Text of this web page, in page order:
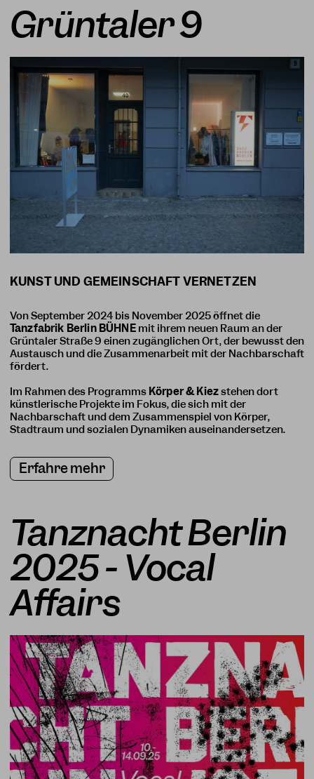
Grüntaler 9
Von September 2024 bis November 2025 öffnet die
Tanzfabrik Berlin BÜHNEmit ihrem neuen Raum an der
Grüntaler Straße 9 einen zugänglichen Ort, der bewusst den
Austausch und die Zusammenarbeit mit der Nachbarschaft
fördert.
Im Rahmen des Programms Körper & Kiezstehen dort
künstlerische Projekte im Fokus, die sich mit der
Nachbarschaft und dem Zusammenspiel von Körper,
Stadtraum und sozialen Dynamiken auseinandersetzen.
Erfahre mehr
Tanznacht Berlin
2025 - Vocal
Affairs